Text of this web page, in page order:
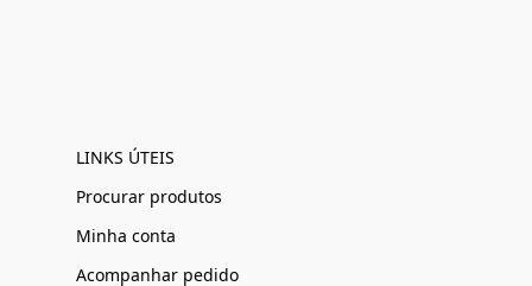
LINKS ÚTEIS
Procurar produtos
Minha conta
Acompanhar pedido